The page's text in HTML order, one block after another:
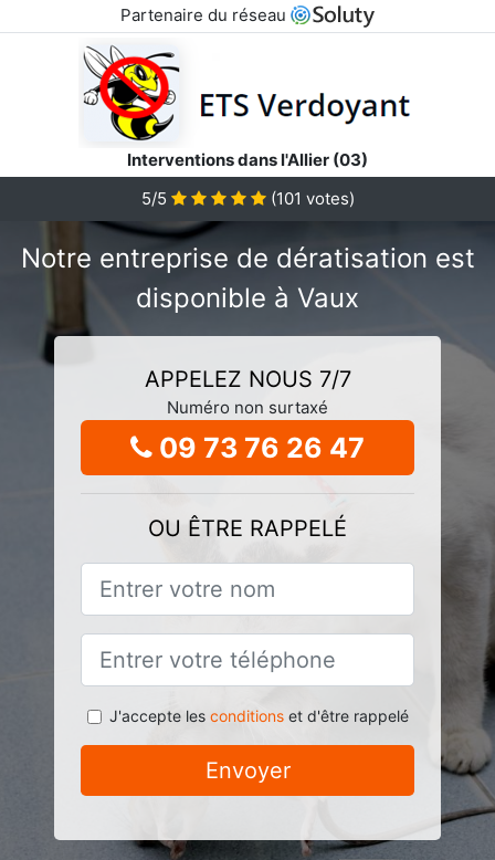
Partenaire du réseau
Interventions dans l'Allier (03)
5/5
(101 votes)
Notre entreprise de dératisation est
disponible à Vaux
APPELEZ NOUS 7/7
Numéro non surtaxé
09 73 76 26 47
OU ÊTRE RAPPELÉ
J'accepte les conditionset d'être rappelé
Envoyer